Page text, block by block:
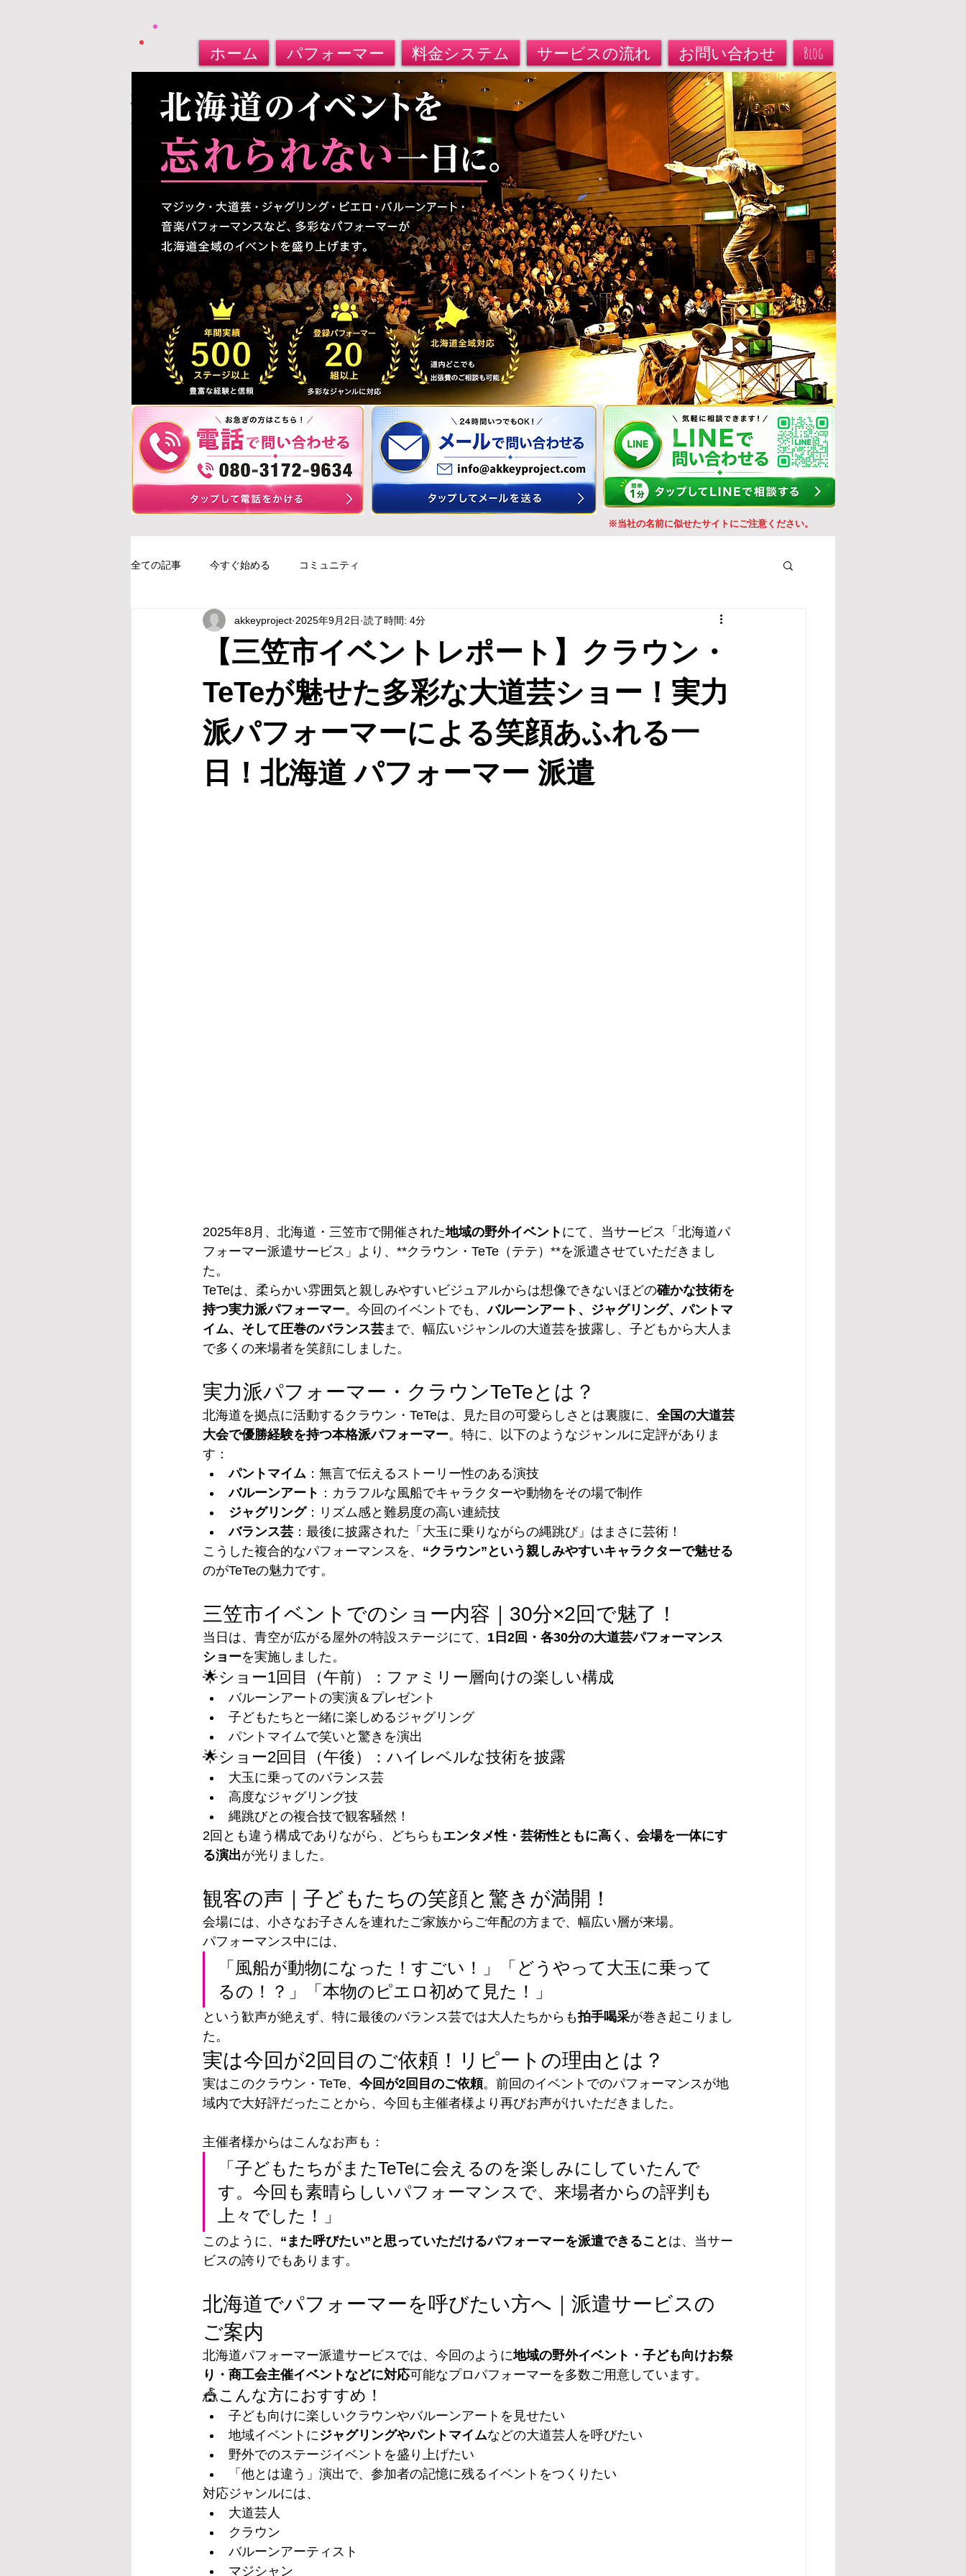
ホーム パフォーマー 料金システム サービスの流れ お問い合わせ Blog
北海道パフォーマー​派遣サービス
大道芸人・マジシャン・バルーンアート
※当社の名前に似せたサイトにご注意ください。
全ての記事 今すぐ始める コミュニティ
【三笠市イベントレポート】クラウン・
TeTeが魅せた多彩な大道芸ショー！実力
派パフォーマーによる笑顔あふれる一
日！北海道 パフォーマー 派遣
akkeyproject 2025年9月2日 読了時間: 4分
2025年8月、北海道・三笠市で開催された地域の野外イベント にて、当サービス「北海道パ
フォーマー派遣サービス」より、**クラウン・TeTe（テテ）**を派遣させていただきまし
た。
TeTeは、柔らかい雰囲気と親しみやすいビジュアルからは想像できないほどの確かな技術を
持つ実力派パフォーマー。今回のイベントでも、バルーンアート、ジャグリング、パントマ
イム、そして圧巻のバランス芸まで、幅広いジャンルの大道芸を披露し、子どもから大人ま
で多くの来場者を笑顔にしました。
実力派パフォーマー・クラウンTeTeとは？
北海道を拠点に活動するクラウン・TeTeは、見た目の可愛らしさとは裏腹に、 全国の大道芸
大会で優勝経験を持つ本格派パフォーマー。特に、以下のようなジャンルに定評がありま
す：
パントマイム ：無言で伝えるストーリー性のある演技
バルーンアート ：カラフルな風船でキャラクターや動物をその場で制作
ジャグリング：リズム感と難易度の高い連続技
バランス芸 ：最後に披露された「大玉に乗りながらの縄跳び」はまさに芸術！
こうした複合的なパフォーマンスを、 “クラウン”という親しみやすいキャラクターで魅せる
のがTeTeの魅力です。
三笠市イベントでのショー内容｜30分×2回で魅了！
当日は、青空が広がる屋外の特設ステージにて、 1日2回・各30分の大道芸パフォーマンス
ショーを実施しました。
🌟ショー1回目（午前）：ファミリー層向けの楽しい構成
バルーンアートの実演＆プレゼント
子どもたちと一緒に楽しめるジャグリング
パントマイムで笑いと驚きを演出
🌟ショー2回目（午後）：ハイレベルな技術を披露
大玉に乗ってのバランス芸
高度なジャグリング技
縄跳びとの複合技で観客騒然！
2回とも違う構成でありながら、どちらもエンタメ性・芸術性ともに高く、会場を一体にす
る演出が光りました。
観客の声｜子どもたちの笑顔と驚きが満開！
会場には、小さなお子さんを連れたご家族からご年配の方まで、幅広い層が来場。
パフォーマンス中には、
「風船が動物になった！すごい！」「どうやって大玉に乗って
るの！？」「本物のピエロ初めて見た！」
という歓声が絶えず、特に最後のバランス芸では大人たちからも拍手喝采が巻き起こりまし
た。
実は今回が2回目のご依頼！リピートの理由とは？
実はこのクラウン・TeTe、 今回が2回目のご依頼。前回のイベントでのパフォーマンスが地
域内で大好評だったことから、今回も主催者様より再びお声がけいただきました。
主催者様からはこんなお声も：
「子どもたちがまたTeTeに会えるのを楽しみにしていたんで
す。今回も素晴らしいパフォーマンスで、来場者からの評判も
上々でした！」
このように、 “また呼びたい”と思っていただけるパフォーマーを派遣できること は、当サー
ビスの誇りでもあります。
北海道でパフォーマーを呼びたい方へ｜派遣サービスの
ご案内
北海道パフォーマー派遣サービスでは、今回のように地域の野外イベント・子ども向けお祭
り・商工会主催イベントなどに対応可能なプロパフォーマーを多数ご用意しています。
🎪こんな方におすすめ！
子ども向けに楽しいクラウンやバルーンアートを見せたい
地域イベントにジャグリングやパントマイムなどの大道芸人を呼びたい
野外でのステージイベントを盛り上げたい
「他とは違う」演出で、参加者の記憶に残るイベントをつくりたい
対応ジャンルには、
大道芸人
クラウン
バルーンアーティスト
マジシャン